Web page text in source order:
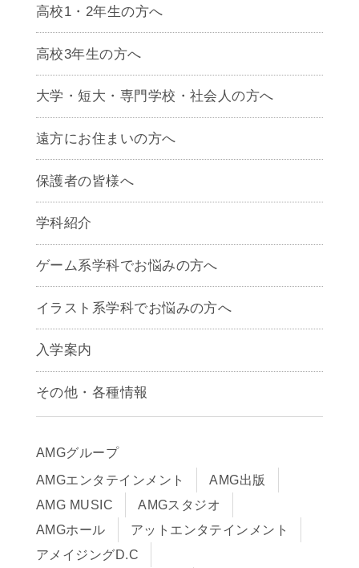
高校1・2年生の方へ
高校3年生の方へ
大学・短大・専門学校・社会人の方へ
遠方にお住まいの方へ
保護者の皆様へ
学科紹介
ゲームクリエイター学科
CG学科
アニメーション学科
声優学科
ゲーム系学科でお悩みの方へ
イラスト系学科でお悩みの方へ
入学案内
募集要項
早期出願制度・AOエントリー
入学までの流れ
学費サポート・各種制度
学費について
Q&A
その他・各種情報
アクセス
サイトポリシー
在校生・保護者の方へ
卒業生の皆様へ
AMGグループ
AMGエンタテインメント
AMG出版
AMG MUSIC
AMGスタジオ
AMGホール
アットエンタテインメント
アメイジングD.C